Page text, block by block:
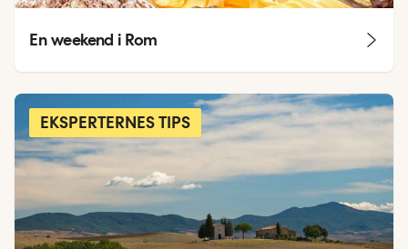
En weekend i Rom
EKSPERTERNES TIPS